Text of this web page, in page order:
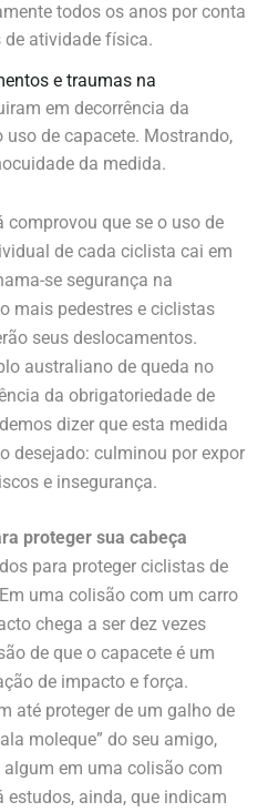
todos os anos por conta
atividade física.
e traumas na
em decorrência da
de capacete. Mostrando,
da medida.
que se o uso de
de cada ciclista cai em
se segurança na
mais pedestres e ciclistas
seus deslocamentos.
australiano de queda no
da obrigatoriedade de
dizer que esta medida
desejado: culminou por expor
e insegurança.
proteger sua cabeça
para proteger ciclistas de
uma colisão com um carro
chega a ser dez vezes
de que o capacete é um
de impacto e força.
até proteger de um galho de
moleque” do seu amigo,
em uma colisão com
ainda, que indicam